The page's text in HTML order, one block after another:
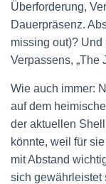
Überforderung,
Dauerpräsenz.
missing out)?
Verpassens, „The
Wie auch immer:
auf dem
der aktuellen
könnte, weil für
mit Abstand
sich gewährleistet